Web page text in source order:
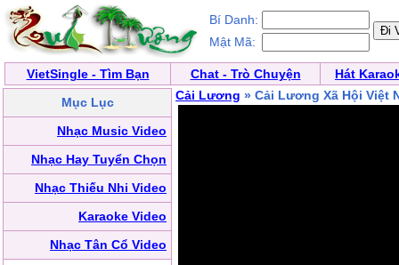
Bí Danh:
Mật Mã:
VietSingle - Tìm Bạn Chat - Trò Chuyện
Hát
Mục Lục
Nhạc Music Video
Nhạc Hay Tuyển Chọn
Nhạc Thiếu Nhi Video
Karaoke Video
Nhạc Tân Cổ Video
Cải Lương » Cải Lương Xã Hội Việt